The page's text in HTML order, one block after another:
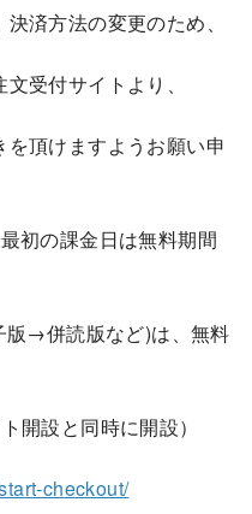
済方法の変更のため、
受付サイトより、
頂けますようお願い申
初の課金日は無料期間
版→併読版など)は、無料
開設と同時に開設）
checkout/